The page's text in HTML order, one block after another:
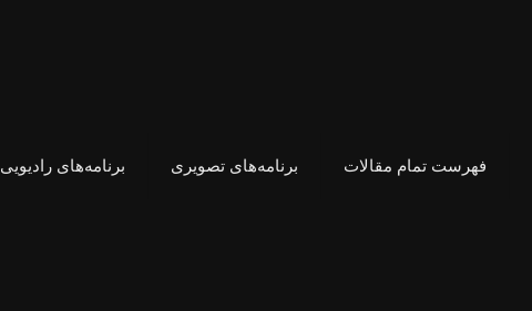
فهرست تمام مقالات برنامه‌های تصویری برنامه‌های رادیویی